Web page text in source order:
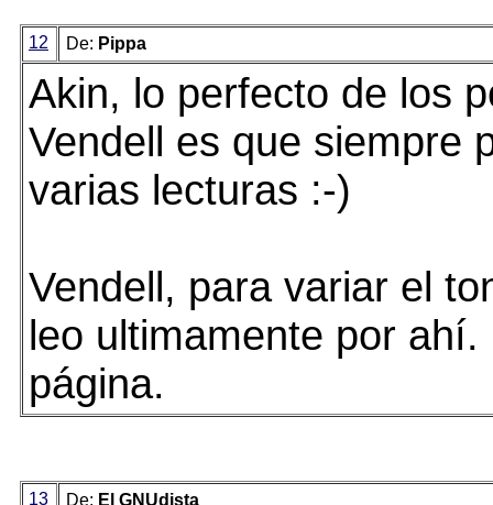
12 De: Pippa
Akin, lo perfecto de los
Vendell es que siempre
varias lecturas :-)
Vendell, para variar el
leo ultimamente por ahí.
página.
13 De: El GNUdista